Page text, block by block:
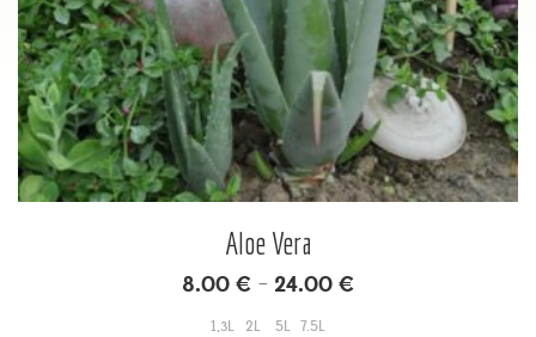
Aloe Vera
8.00 € – 24.00 €
1,3L 2L 5L 7.5L